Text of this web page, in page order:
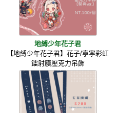
地縛少年花子君
【地縛少年花子君】花子/寧寧彩虹
鐳射膜壓克力吊飾